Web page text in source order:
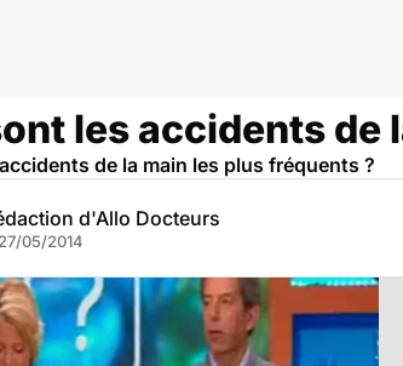
les accidents de
de la main les plus fréquents ?
d'Allo Docteurs
27/05/2014